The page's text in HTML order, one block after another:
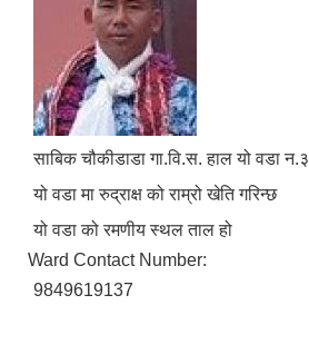
साबिक चौकीडाडा गा.वि.स. हाल यो वडा
यो वडा मा रुद्राक्ष को राम्रो खेति गरिन्छ
यो वडा को रमणीय स्थल ताल हो
Ward Contact Number:
9849619137